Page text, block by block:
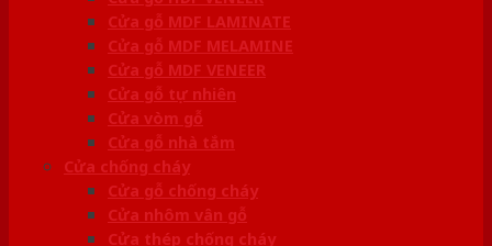
Cửa gỗ MDF LAMINATE
Cửa gỗ MDF MELAMINE
Cửa gỗ MDF VENEER
Cửa gỗ tự nhiên
Cửa vòm gỗ
Cửa gỗ nhà tắm
Cửa chống cháy
Cửa gỗ chống cháy
Cửa nhôm vân gỗ
Cửa thép chống cháy